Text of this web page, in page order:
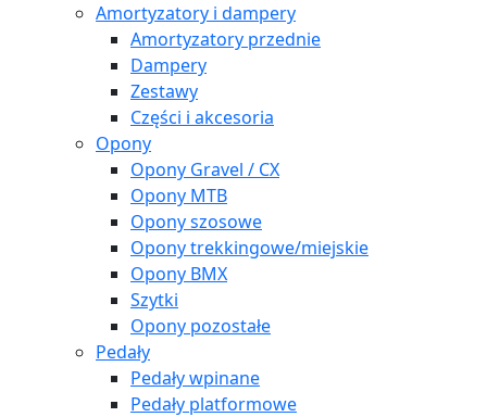
Amortyzatory i dampery
Amortyzatory przednie
Dampery
Zestawy
Części i akcesoria
Opony
Opony Gravel / CX
Opony MTB
Opony szosowe
Opony trekkingowe/miejskie
Opony BMX
Szytki
Opony pozostałe
Pedały
Pedały wpinane
Pedały platformowe